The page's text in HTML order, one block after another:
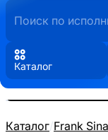
Каталог
Каталог/Frank
Реальные фото
Нажмите, чтобы